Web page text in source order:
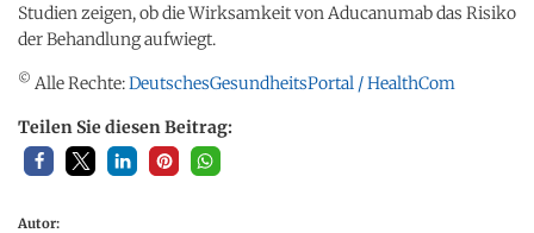
Studien zeigen, ob die Wirksamkeit von Aducanumab das Risiko
der Behandlung aufwiegt.
© Alle Rechte:DeutschesGesundheitsPortal / HealthCom
Teilen Sie diesen Beitrag:
Autor: